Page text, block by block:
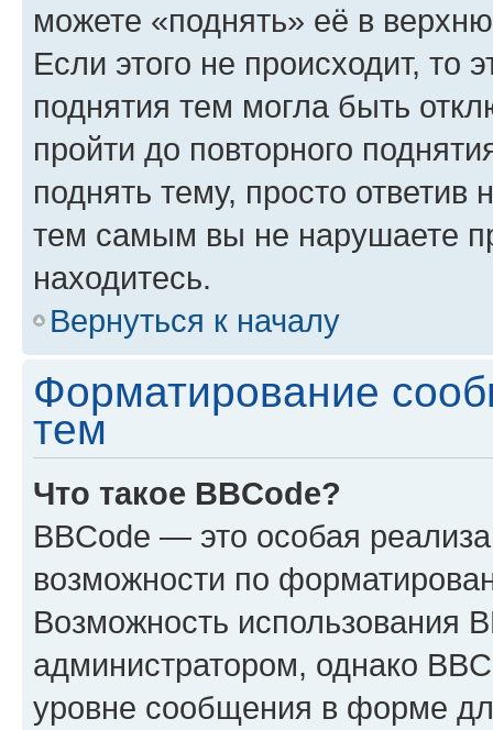
можете «поднять» её в
Если этого не происходит, то
поднятия тем могла быть
пройти до повторного
поднять тему, просто ответив
тем самым вы не нарушаете
находитесь.
Вернуться к началу
Форматирование
тем
Что такое BBCode?
BBCode — это особая
возможности по
Возможность использования
администратором, однако
уровне сообщения в форме